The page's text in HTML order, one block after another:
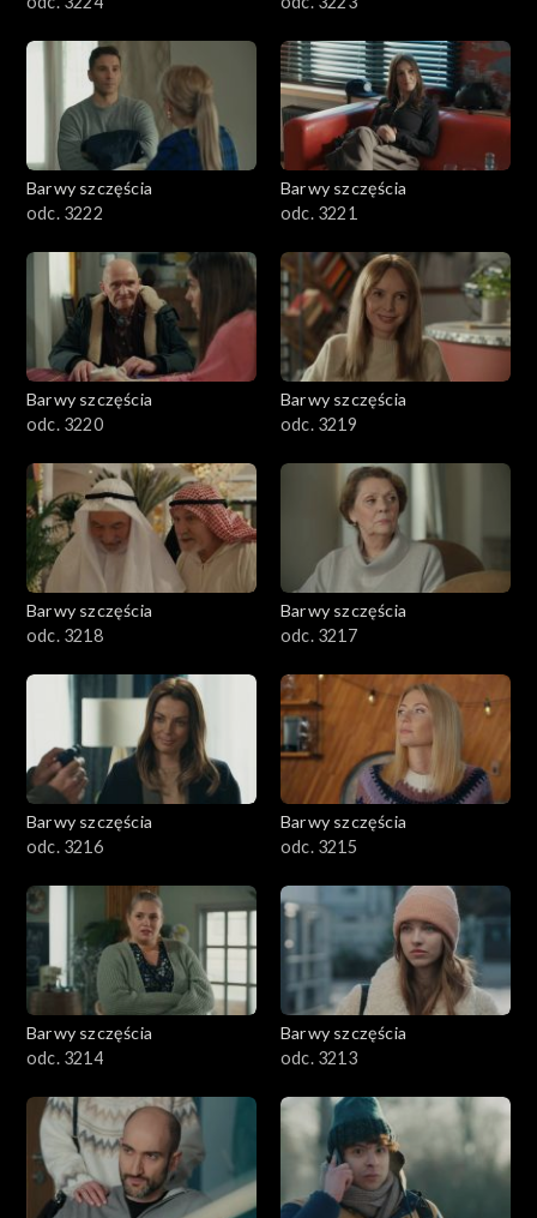
Barwy szczęścia
odc. 3222
Barwy szczęścia
odc. 3221
Barwy szczęścia
odc. 3220
Barwy szczęścia
odc. 3219
Barwy szczęścia
odc. 3218
Barwy szczęścia
odc. 3217
Barwy szczęścia
odc. 3216
Barwy szczęścia
odc. 3215
Barwy szczęścia
odc. 3214
Barwy szczęścia
odc. 3213